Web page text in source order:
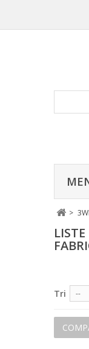
>
Tri --